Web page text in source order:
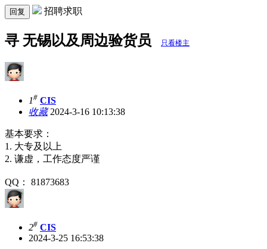
回复 招聘求职
寻 无锡以及周边验货员 只看楼主
1# CIS
收藏2024-3-16 10:13:38
基本要求：
1. 大专及以上
2. 谦虚，工作态度严谨
QQ： 81873683
2# CIS
2024-3-25 16:53:38